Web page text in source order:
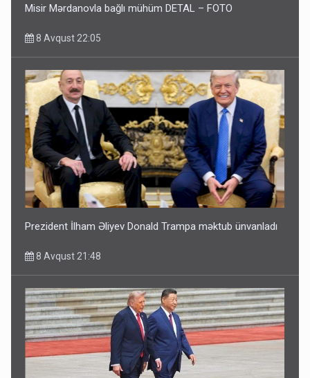
Misir Mərdanovla bağlı mühüm DETAL – FOTO
8 Avqust 22:05
Prezident İlham Əliyev Donald Trampa məktub ünvanladı
8 Avqust 21:48